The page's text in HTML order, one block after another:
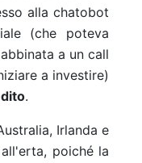
alla chatobot
(che poteva
a un call
a investire)
.
Irlanda e
poiché la